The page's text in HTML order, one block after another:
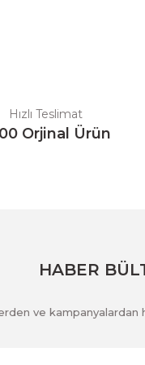
Hızlı Teslimat
Orjinal Ürün
HABER
ve